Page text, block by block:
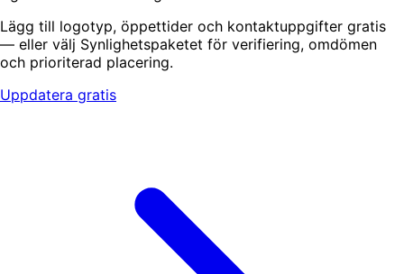
Lägg till logotyp, öppettider och kontaktuppgifter gratis
— eller välj Synlighetspaketet för verifiering, omdömen
och prioriterad placering.
Uppdatera gratis